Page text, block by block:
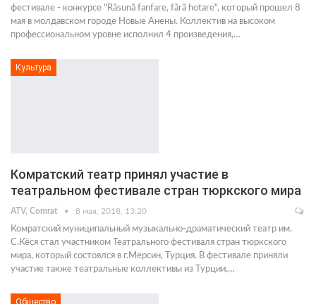
фестивале - конкурсе "Răsună fanfare, fără hotare", который прошел 8
мая в молдавском городе Новые Анены. Коллектив на высоком
профессиональном уровне исполнил 4 произведения,…
Культура
Комратский театр принял участие в
театральном фестивале стран тюркского мира
ATV, Comrat 8 мая, 2018, 13:20
Комратский муниципальный музыкально-драматический театр им.
С.Кёся стал участником Театрального фестиваля стран тюркского
мира, который состоялся в г.Мерсин, Турция. В фестивале приняли
участие также театральные коллективы из Турции,…